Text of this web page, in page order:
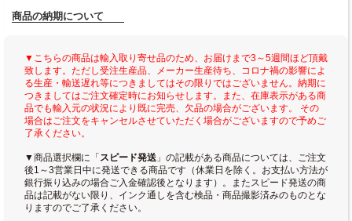
商品の納期について
▼こちらの商品は輸入取り寄せ品のため、お届けまで3～5週間ほど頂戴
致します。ただし受注生産品、メーカー生産待ち、コロナ禍の影響によ
る生産・輸送遅れ等につきましてはその限りではございません。納期に
つきましてはご注文確定時にお知らせします。また、在庫表示がある商
品でも輸入元の状況により既に完売、欠品の場合がございます。 その
場合はご注文をキャンセルさせていただく場合がございますので予めご
了承ください。
▼商品選択欄に「 スピード発送 」の記載がある商品については、ご注文
後1～3営業日中に発送できる商品です（休業日を除く。お支払い方法が
銀行振り込みの場合ご入金確認後となります）。またスピード発送の商
品は記載がない限り、インク通しを含む検品・商品撮影済みのものとな
りますのでご了承ください。